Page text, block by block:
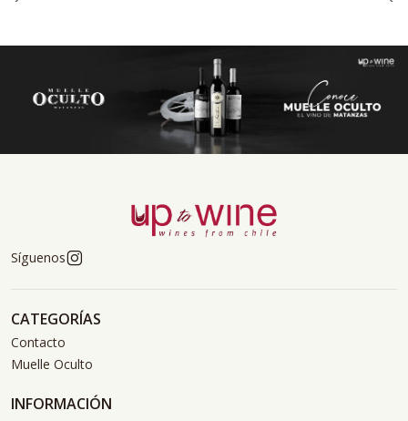
Síguenos
CATEGORÍAS
Contacto
Muelle Oculto
INFORMACIÓN